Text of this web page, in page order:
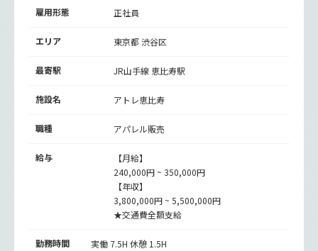
雇用形態 正社員
エリア 東京都 渋谷区
最寄駅 JR山手線 恵比寿駅
施設名 アトレ恵比寿
職種 アパレル販売
給与
【月給】
240,000円 ~ 350,000円
【年収】
3,800,000円 ~ 5,500,000円
★交通費全額支給
勤務時間
実働 7.5H 休憩 1.5H